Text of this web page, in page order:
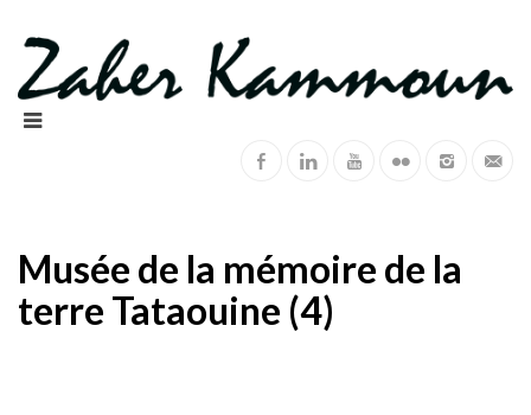
Musée de la mémoire de la
terre Tataouine (4)